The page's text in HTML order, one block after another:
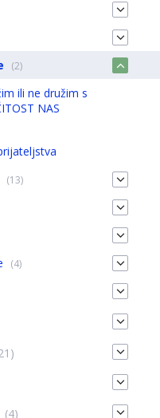
(2)
ili ne družim s
NAS
(13)
(4)
(4)